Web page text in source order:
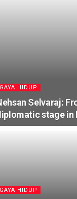
⁠GAYA HIDUP
Selvaraj:
stage in
⁠GAYA HIDUP